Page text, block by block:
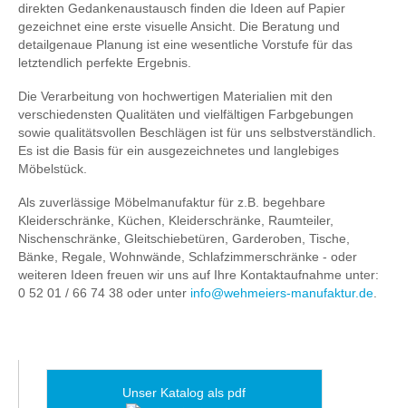
direkten Gedankenaustausch finden die Ideen auf Papier
gezeichnet eine erste visuelle Ansicht. Die Beratung und
detailgenaue Planung ist eine wesentliche Vorstufe für das
letztendlich perfekte Ergebnis.
Die Verarbeitung von hochwertigen Materialien mit den
verschiedensten Qualitäten und vielfältigen Farbgebungen
sowie qualitätsvollen Beschlägen ist für uns selbstverständlich.
Es ist die Basis für ein ausgezeichnetes und langlebiges
Möbelstück.
Als zuverlässige Möbelmanufaktur für z.B. begehbare
Kleiderschränke, Küchen, Kleiderschränke, Raumteiler,
Nischenschränke, Gleitschiebetüren, Garderoben, Tische,
Bänke, Regale, Wohnwände, Schlafzimmerschränke - oder
weiteren Ideen freuen wir uns auf Ihre Kontaktaufnahme unter:
0 52 01 / 66 74 38 oder unter info@wehmeiers-manufaktur.de.
Unser Katalog als pdf